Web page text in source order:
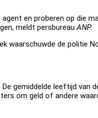
en proberen op die
meldt persbureauANP.
waarschuwde de politie
gemiddelde leeftijd van
om geld of andere